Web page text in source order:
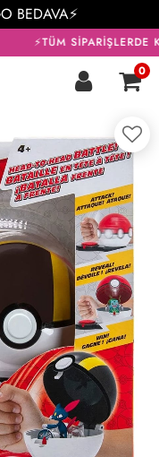
BEDAVA⚡
⚡TÜM SİPARİŞLERDE
0